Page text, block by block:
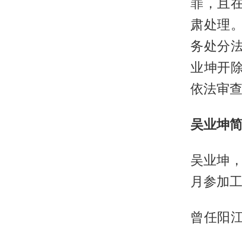
罪，且
肃处理
务处分
业坤开
依法审
吴业坤
吴业坤
月参加
曾任阳